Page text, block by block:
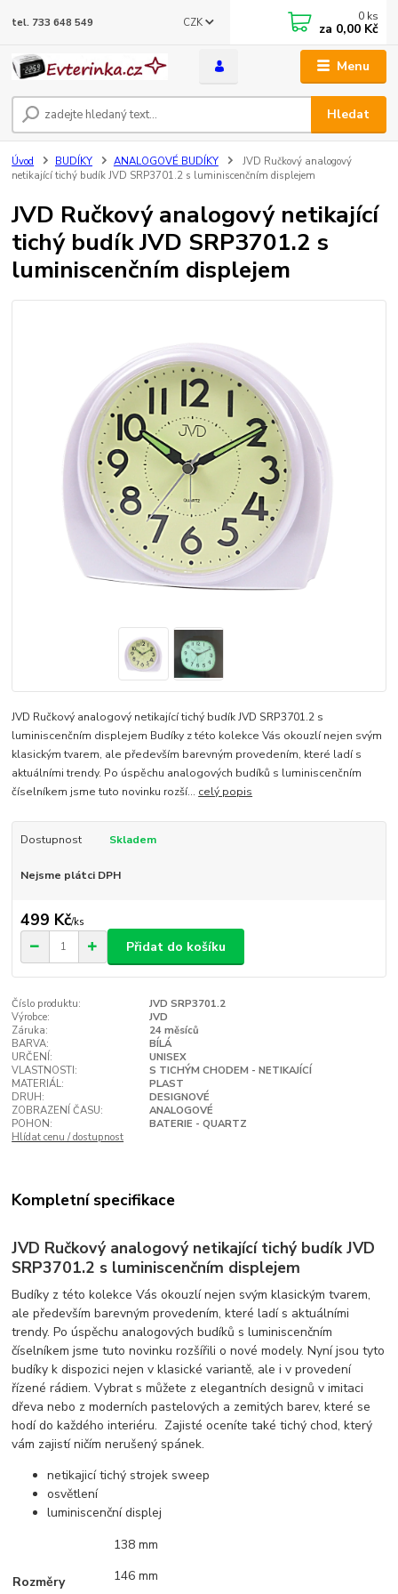
Menu
CZK
Hledat
tel. 733 648 549 0 ks
za 0,00 Kč
Úvod BUDÍKY ANALOGOVÉ BUDÍKY
JVD Ručkový analogový
netikající tichý budík JVD SRP3701.2 s luminiscenčním displejem
JVD Ručkový analogový netikající
tichý budík JVD SRP3701.2 s
luminiscenčním displejem
JVD Ručkový analogový netikající tichý budík JVD SRP3701.2 s
luminiscenčním displejem Budíky z této kolekce Vás okouzlí nejen svým
klasickým tvarem, ale především barevným provedením, které ladí s
aktuálními trendy. Po úspěchu analogových budíků s luminiscenčním
číselníkem jsme tuto novinku rozší... celý popis
Dostupnost Skladem
Nejsme plátci DPH
499 Kč/ks
Přidat do košíku
Číslo produktu:
JVD SRP3701.2
Výrobce:
JVD
Záruka:
24 měsíců
BARVA:
BÍLÁ
URČENÍ:
UNISEX
VLASTNOSTI:
S TICHÝM CHODEM - NETIKAJÍCÍ
MATERIÁL:
PLAST
DRUH:
DESIGNOVÉ
ZOBRAZENÍ ČASU:
ANALOGOVÉ
POHON:
BATERIE - QUARTZ
Hlídat cenu / dostupnost
Kompletní specifikace
JVD Ručkový analogový netikající tichý budík JVD
SRP3701.2 s luminiscenčním displejem
Budíky z této kolekce Vás okouzlí nejen svým klasickým tvarem,
ale především barevným provedením, které ladí s aktuálními
trendy. Po úspěchu analogových budíků s luminiscenčním
číselníkem jsme tuto novinku rozšířili o nové modely. Nyní jsou tyto
budíky k dispozici nejen v klasické variantě, ale i v provedení
řízené rádiem. Vybrat s můžete z elegantních designů v imitaci
dřeva nebo z moderních pastelových a zemitých barev, které se
hodí do každého interiéru. Zajisté oceníte také tichý chod, který
vám zajistí ničím nerušený spánek.
netikajicí tichý strojek sweep
osvětlení
luminiscenční displej
Rozměry
138 mm
146 mm